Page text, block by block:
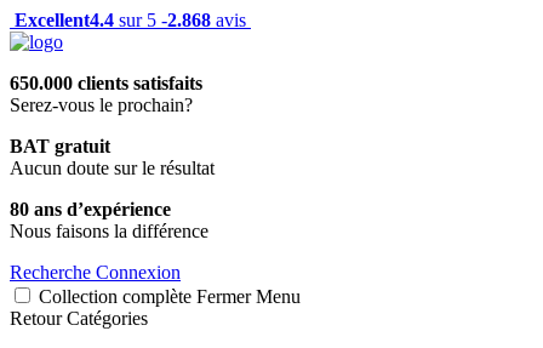
Excellent4.4 sur 5 -2.868 avis
650.000 clients satisfaits
Serez-vous le prochain?
BAT gratuit
Aucun doute sur le résultat
80 ans d’expérience
Nous faisons la différence
Recherche Connexion
Collection complète Fermer Menu
Retour Catégories